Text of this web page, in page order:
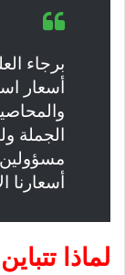
برجاء
أسعار
الجملة
مسؤولين
أسعارنا
لماذا